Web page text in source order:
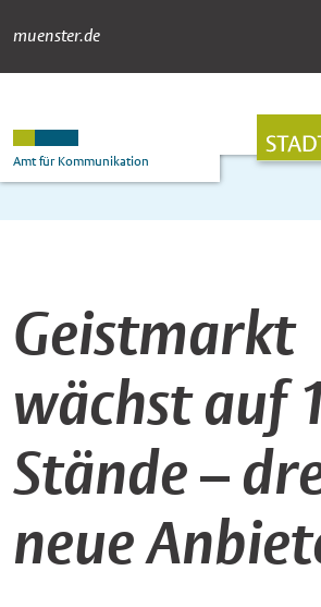
Newsdetail
muenster.de
Amt für Kommunikation
Geistmarkt
wächst auf
Stände –
neue